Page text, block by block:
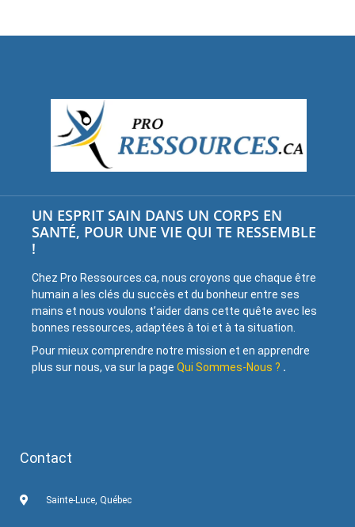
UN ESPRIT SAIN DANS UN CORPS EN
SANTÉ, POUR UNE VIE QUI TE RESSEMBLE
!
Chez Pro Ressources.ca, nous croyons que chaque être
humain a les clés du succès et du bonheur entre ses
mains et nous voulons t’aider dans cette quête avec les
bonnes ressources, adaptées à toi et à ta situation.
Pour mieux comprendre notre mission et en apprendre
plus sur nous, va sur la page Qui Sommes-Nous ? .
Contact
Sainte-Luce, Québec